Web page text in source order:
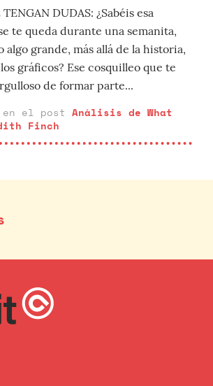
TENGAN DUDAS: ¿Sabéis esa
te queda durante una semanita,
algo grande, más allá de la historia,
gráficos? Ese cosquilleo que te
de formar parte...
en el post Análisis de What
Finch